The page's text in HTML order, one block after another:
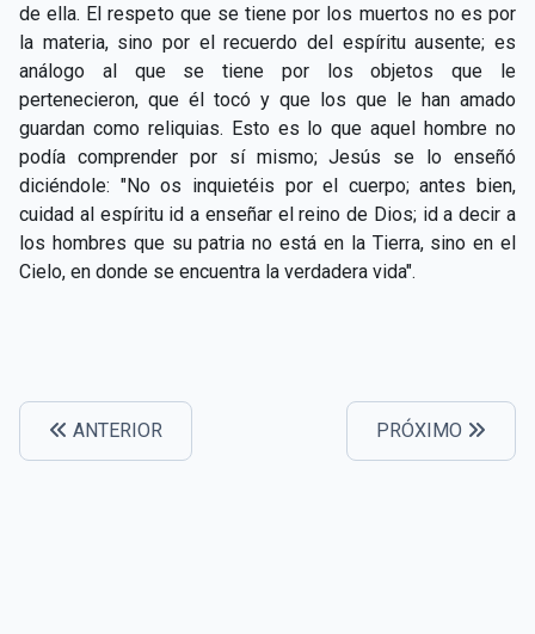
de ella. El respeto que se tiene por los muertos no es por
la materia, sino por el recuerdo del espíritu ausente; es
análogo al que se tiene por los objetos que le
pertenecieron, que él tocó y que los que le han amado
guardan como reliquias. Esto es lo que aquel hombre no
podía comprender por sí mismo; Jesús se lo enseñó
diciéndole: "No os inquietéis por el cuerpo; antes bien,
cuidad al espíritu id a enseñar el reino de Dios; id a decir a
los hombres que su patria no está en la Tierra, sino en el
Cielo, en donde se encuentra la verdadera vida".
ANTERIOR PRÓXIMO